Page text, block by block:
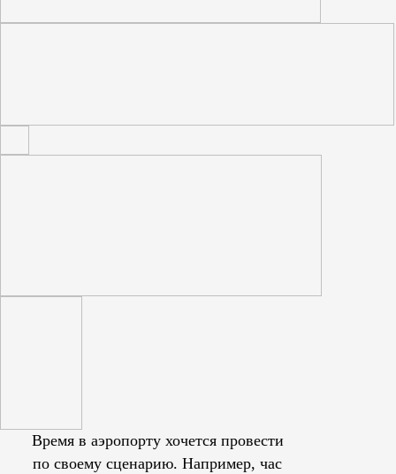
Время в аэропорту хочется провести
по своему сценарию. Например, час